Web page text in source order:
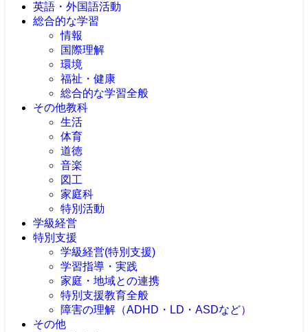
英語・外国語活動
総合的な学習
情報
国際理解
環境
福祉・健康
総合的な学習全般
その他教科
生活
体育
道徳
音楽
図工
家庭科
特別活動
学級経営
特別支援
学級経営(特別支援)
学習指導・実践
家庭・地域との連携
特別支援教育全般
障害の理解（ADHD・LD・ASDなど）
その他